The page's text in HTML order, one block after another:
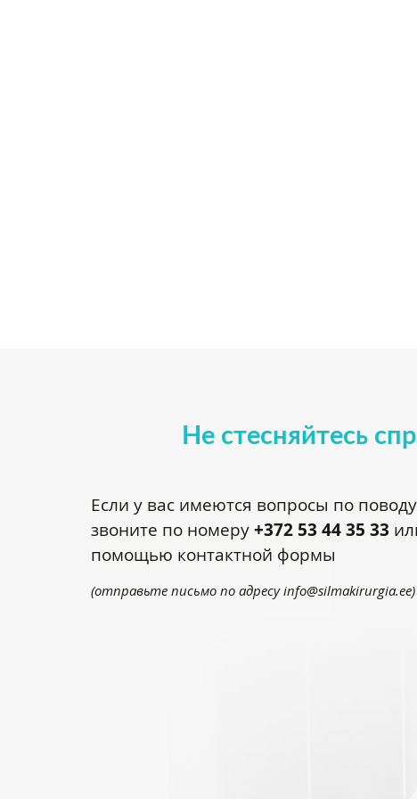
Не стесняйтесь
Если у вас имеются вопросы по
звоните по номеру+372 53 44 35 33
помощью контактной формы
(отправьте письмо по адресуinfo@silmakirurgia.ee)